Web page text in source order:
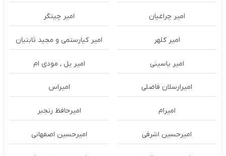
امیر چراغیان امیر چیتگر
امیر کلهر امیر کیارستمی و مجید ثابتیان
امیر یاسینی امیر یل , مودی ام
امیرارسلان فاضلی امیراس
امیرام امیرحافظ رنجبر
امیرحسین اشرفی امیرحسین اصفهانی